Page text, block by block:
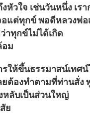
แต่ลึกซึ้งถึงหัวใ
ป่าพงเจอ
ไปกุฏิพิจา
วยให้เราเลิ
รมาสน์เท
เวลา เลย
าก็ไม่ค่อยค
สได้ดีเทียว
ยากจะเทศน์